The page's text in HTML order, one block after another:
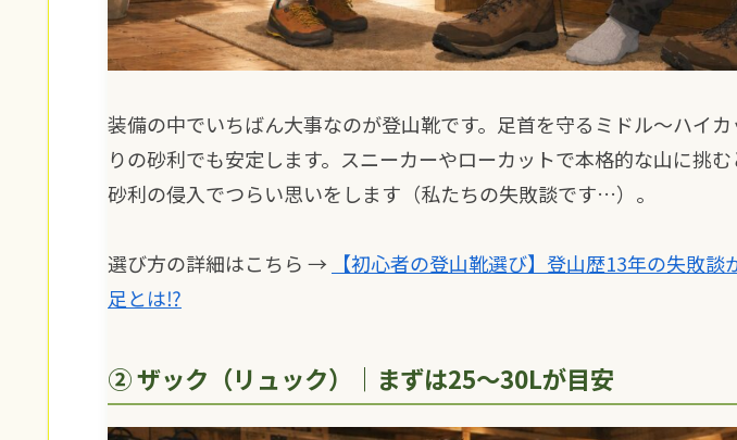
装備の中でいちばん大事なのが登山靴です。足首を守るミドル〜ハイ
りの砂利でも安定します。スニーカーやローカットで本格的な山に挑む
砂利の侵入でつらい思いをします（私たちの失敗談です…）。
選び方の詳細はこちら →
【初心者の登山靴選び】登山歴13年の失敗
足とは⁉
② ザック（リュック）｜まずは25〜30Lが目安